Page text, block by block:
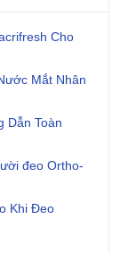
Cho
Mắt Nhân
Dẫn Toàn
đeo Ortho-
Khi Đeo